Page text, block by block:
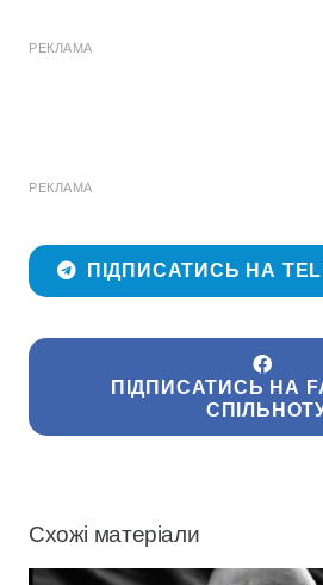
РЕКЛАМА
РЕКЛАМА
ПІДПИСАТИСЬ НА
ПІДПИСАТИСЬ НА
Схожі матеріали